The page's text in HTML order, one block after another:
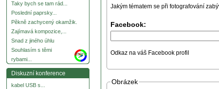
Taky bych se tam rád...
Poslední paprsky...
Pěkně zachycený okamžik.
Zajímavá kompozice,...
Snad z jiného úhlu
Souhlasím s těmi
rybami...
more
Diskuzní konference
kabel USB s...
Jakým tématem se při fotografování
Facebook:
Odkaz na váš Facebook profil
Obrázek